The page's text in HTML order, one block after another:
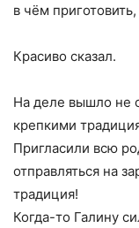
в чём
Красиво сказал.
На деле вышло не
крепкими
Пригласили всю
отправляться на
традиция!
Когда-то Галину